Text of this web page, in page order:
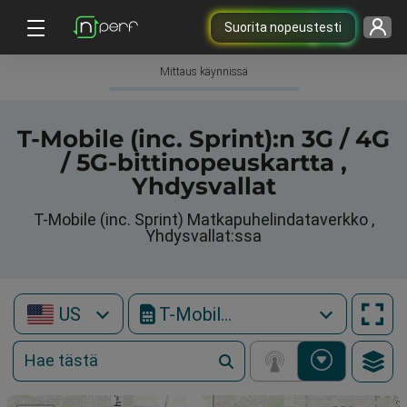
Suorita nopeustesti
Mittaus käynnissä
T-Mobile (inc. Sprint):n 3G / 4G
/ 5G-bittinopeuskartta ,
Yhdysvallat
T-Mobile (inc. Sprint) Matkapuhelindataverkko ,
Yhdysvallat:ssa
US T-Mobile (inc. Sprint)